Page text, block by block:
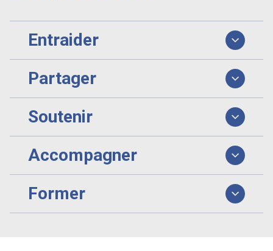
Entraider
Partager
Soutenir
Accompagner
Former